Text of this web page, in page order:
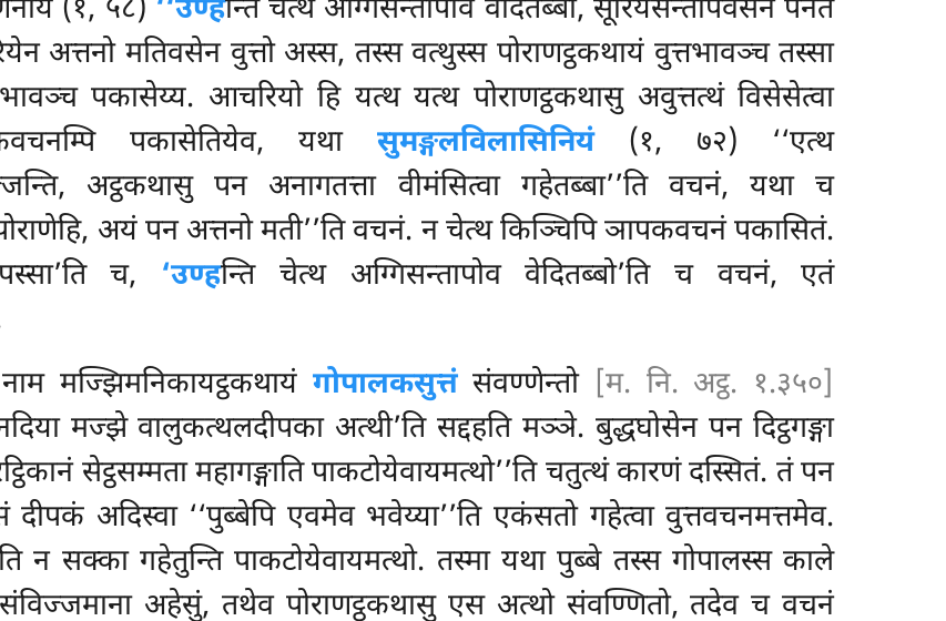
(१, ५८) ‘‘उण्हन्ति चेत्थ अग्गिसन्तापोव वेदितब्बो, सूरियसन्तापवसेन पनेतं
अत्तनो मतिवसेन वुत्तो अस्स, तस्स वत्थुस्स पोराणट्ठकथायं वुत्तभावञ्च तस्सा
पकासेय्य. आचरियो हि यत्थ यत्थ पोराणट्ठकथासु अवुत्तत्थं विसेसेत्वा
पकासेतियेव, यथासुमङ्गलविलासिनियं(१, ७२) ‘‘एत्थ
अट्ठकथासु पन अनागतत्ता वीमंसित्वा गहेतब्बा’’ति वचनं, यथा च
अयं पन अत्तनो मती’’ति वचनं. न चेत्थ किञ्चिपि ञापकवचनं पकासितं.
च, ‘उण्हन्ति चेत्थ अग्गिसन्तापोव वेदितब्बो’ति च वचनं, एतं
मज्झिमनिकायट्ठकथायं गोपालकसुत्तंसंवण्णेन्तो [म. नि. अट्ठ. १.३५०]
मज्झे वालुकत्थलदीपका अत्थी’ति सद्दहति मञ्ञे. बुद्धघोसेन पन दिट्ठगङ्गा
सेट्ठसम्मता महागङ्गाति पाकटोयेवायमत्थो’’ति चतुत्थं कारणं दस्सितं. तं पन
दीपकं अदिस्वा ‘‘पुब्बेपि एवमेव भवेय्या’’ति एकंसतो गहेत्वा वुत्तवचनमत्तमेव.
न सक्का गहेतुन्ति पाकटोयेवायमत्थो. तस्मा यथा पुब्बे तस्स गोपालस्स काले
संविज्जमाना अहेसुं, तथेव पोराणट्ठकथासु एस अत्थो संवण्णितो,तदेव च वचनं